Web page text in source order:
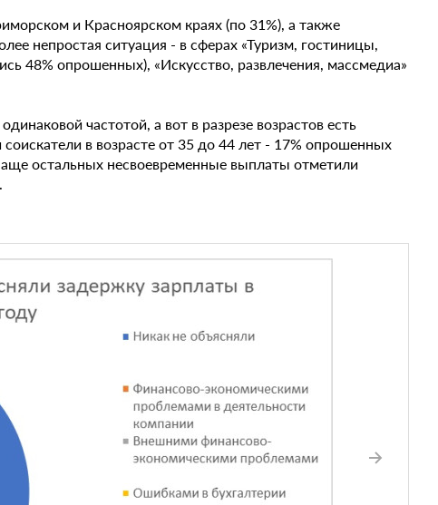
и Красноярском краях (по 31%), а также
непростая ситуация - в сферах «Туризм, гостиницы,
48% опрошенных), «Искусство, развлечения, массмедиа»
частотой, а вот в разрезе возрастов есть
в возрасте от 35 до 44 лет - 17% опрошенных
остальных несвоевременные выплаты отметили